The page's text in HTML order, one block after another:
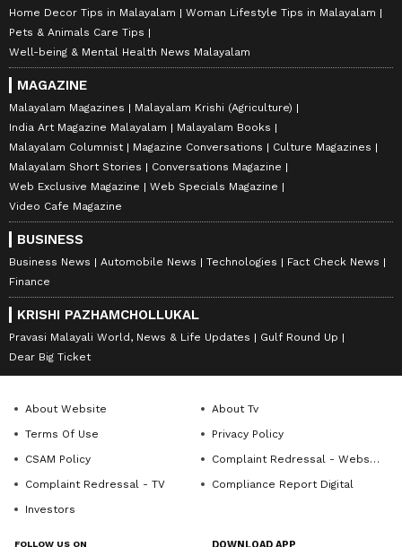
Home Decor Tips in Malayalam
Woman Lifestyle Tips in Malayalam
Pets & Animals Care Tips
Well-being & Mental Health News Malayalam
MAGAZINE
Malayalam Magazines
Malayalam Krishi (Agriculture)
India Art Magazine Malayalam
Malayalam Books
Malayalam Columnist
Magazine Conversations
Culture Magazines
Malayalam Short Stories
Conversations Magazine
Web Exclusive Magazine
Web Specials Magazine
Video Cafe Magazine
BUSINESS
Business News Automobile News Technologies
Fact Check News
Finance
KRISHI PAZHAMCHOLLUKAL
Pravasi Malayali World, News & Life Updates
Gulf Round Up
Dear Big Ticket
About Website
About Tv
Terms Of Use
Privacy Policy
CSAM Policy
Complaint Redressal - Website
Complaint Redressal - TV
Compliance Report Digital
Investors
FOLLOW US ON DOWNLOAD APP